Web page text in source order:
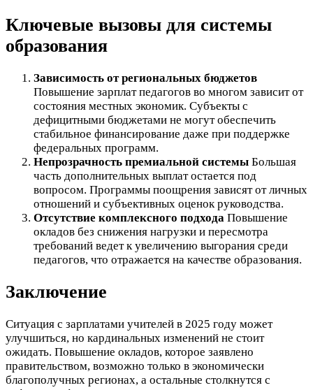
Ключевые вызовы для системы
образования
Зависимость от региональных бюджетов
Повышение зарплат педагогов во многом зависит от
состояния местных экономик. Субъекты с
дефицитными бюджетами не могут обеспечить
стабильное финансирование даже при поддержке
федеральных программ.
Непрозрачность премиальной системы Большая
часть дополнительных выплат остается под
вопросом. Программы поощрения зависят от личных
отношений и субъективных оценок руководства.
Отсутствие комплексного подхода Повышение
окладов без снижения нагрузки и пересмотра
требований ведет к увеличению выгорания среди
педагогов, что отражается на качестве образования.
Заключение
Ситуация с зарплатами учителей в 2025 году может
улучшиться, но кардинальных изменений не стоит
ожидать. Повышение окладов, которое заявлено
правительством, возможно только в экономически
благополучных регионах, а остальные столкнутся с